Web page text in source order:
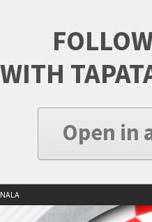
WITH
Open in